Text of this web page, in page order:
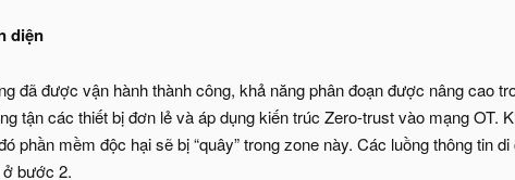
diện
đã được vận hành thành công, khả năng phân đoạn được nâng cao
tận các thiết bị đơn lẻ và áp dụng kiến trúc Zero-trust vào mạng OT.
phần mềm độc hại sẽ bị “quây” trong zone này. Các luồng thông tin
bước 2.